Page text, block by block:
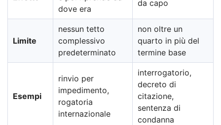
dove era
da capo
Limite
nessun tetto
complessivo
predeterminato
non oltre un
quarto in più del
termine base
Esempi
rinvio per
impedimento,
rogatoria
internazionale
interrogatorio,
decreto di
citazione,
sentenza di
condanna